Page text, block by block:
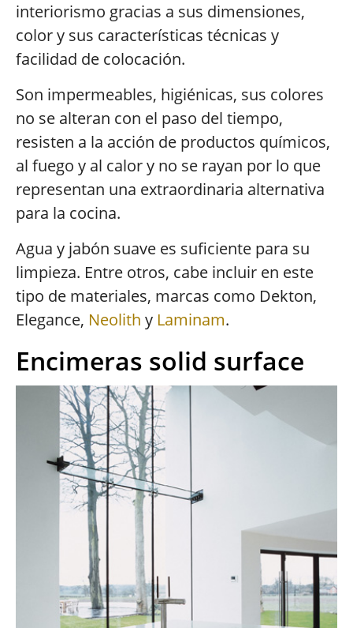
interiorismo gracias a sus dimensiones,
color y sus características técnicas y
facilidad de colocación.
Son impermeables, higiénicas, sus colores
no se alteran con el paso del tiempo,
resisten a la acción de productos químicos,
al fuego y al calor y no se rayan por lo que
representan una extraordinaria alternativa
para la cocina.
Agua y jabón suave es suficiente para su
limpieza. Entre otros, cabe incluir en este
tipo de materiales, marcas como Dekton,
Elegance, Neolith y Laminam.
Encimeras solid surface